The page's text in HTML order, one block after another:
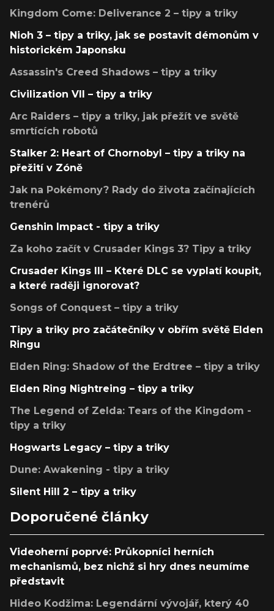
Kingdom Come: Deliverance 2 – tipy a triky
Nioh 3 – tipy a triky, jak se postavit démonům v
historickém Japonsku
Assassin's Creed Shadows – tipy a triky
Civilization VII – tipy a triky
Arc Raiders – tipy a triky, jak přežít ve světě
smrtících robotů
Stalker 2: Heart of Chornobyl – tipy a triky na
přežití v Zóně
Jak na Pokémony? Rady do života začínajících
trenérů
Genshin Impact - tipy a triky
Za koho začít v Crusader Kings 3? Tipy a triky
Crusader Kings III – Které DLC se vyplatí koupit,
a které raději ignorovat?
Songs of Conquest – tipy a triky
Tipy a triky pro začátečníky v obřím světě Elden
Ringu
Elden Ring: Shadow of the Erdtree – tipy a triky
Elden Ring Nightreing – tipy a triky
The Legend of Zelda: Tears of the Kingdom -
tipy a triky
Hogwarts Legacy – tipy a triky
Dune: Awakening - tipy a triky
Silent Hill 2 – tipy a triky
Doporučené články
Videoherní poprvé: Průkopníci herních
mechanismů, bez nichž si hry dnes neumíme
představit
Hideo Kodžima: Legendární vývojář, který 40